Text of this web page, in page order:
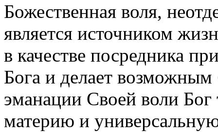
Божественная воля,
является источником
в качестве посредника
Бога и делает
эманации Своей воли
материю и